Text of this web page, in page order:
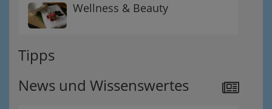
Wellness & Beauty
Tipps
News und Wissenswertes